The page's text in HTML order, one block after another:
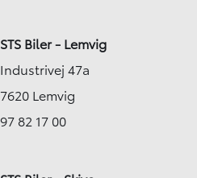
STS Biler - Lemvig
Industrivej 47a
7620 Lemvig
97 82 17 00